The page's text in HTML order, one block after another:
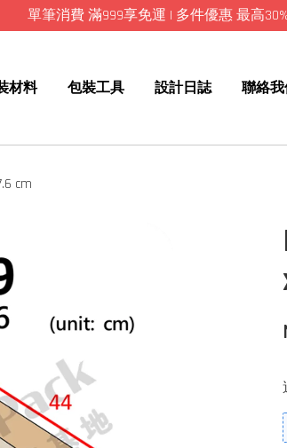
單筆消費 滿999享免運 | 多件優惠 最高
材料 包裝工具 設計日誌 聯絡
cm